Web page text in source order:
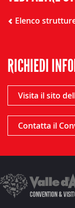
Elenco
RICHIEDI
Visita il sito
Contatta il